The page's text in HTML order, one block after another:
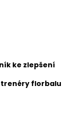
ke zlepšení
trenéry florbalu